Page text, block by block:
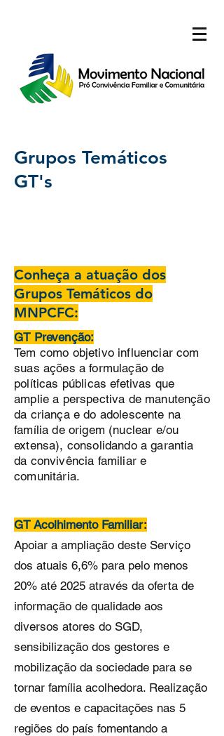
Grupos Temáticos
GT's
Conheça a atuação dos
Grupos Temáticos do
MNPCFC:
GT Prevenção:
Tem como objetivo influenciar com
suas ações a formulação de
políticas públicas efetivas que
amplie a perspectiva de manutenção
da criança e do adolescente na
família de origem (nuclear e/ou
extensa), consolidando a garantia
da convivência familiar e
comunitária.
GT Acolhimento Familiar:
Apoiar a ampliação deste Serviço
dos atuais 6,6% para pelo menos
20% até 2025 através da oferta de
informação de qualidade aos
diversos atores do SGD,
sensibilização dos gestores e
mobilização da sociedade para se
tornar família acolhedora. Realização
de eventos e capacitações nas 5
regiões do país fomentando a